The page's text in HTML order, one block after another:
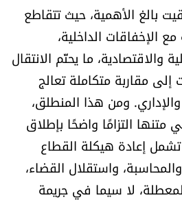
بالغ الأهمية، حيث تتقاطع
الإخفاقات الداخلية،
والاقتصادية، ما يحتّم الانتقال
مقاربة متكاملة تعالج
ومن هذا المنطلق،
متنها التزامًا واضحًا بإطلاق
إعادة هيكلة القطاع
واستقلال القضاء،
لا سيما في جريمة